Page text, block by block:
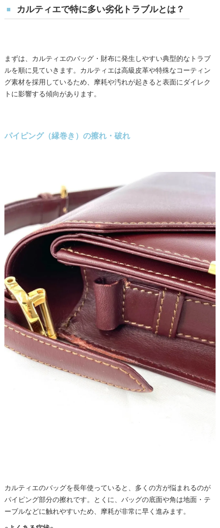
症状別｜カルティエ修理の具体的な内容と流れ
パイピング修理（交換・再生）
ファスナー修理（スライダー交換・ファスナー全
交換）
根革修理（付け根の再制作・補強）
根革修理（付け根の再制作・補強）
修理前
正規修理と専門修理店の違い｜どちらを選ぶべき？
正規修理の特徴
専門修理店（レボラボ）の特徴
修理前
修理後
修理料金の目安（相場ガイド）
カルティエ修理ならレボラボが選ばれる理由
修理後
修理を急ぐべきサイン
カルティエを長く使うための予防ケア
まとめ｜カルティエのバッグ・財布は修理で美しく蘇
る
カルティエで特に多い劣化トラブルとは？
まずは、カルティエのバッグ・財布に発生しやすい典型的なトラブ
ルを順に見ていきます。カルティエは高級皮革や特殊なコーティン
グ素材を採用しているため、摩耗や汚れが起きると表面にダイレク
トに影響する傾向があります。
パイピング（縁巻き）の擦れ・破れ
カルティエのバッグを長年使っていると、多くの方が悩まれるのが
パイピング部分の擦れです。とくに、バッグの底面や角は地面・テ
ーブルなどに触れやすいため、摩耗が非常に早く進みます。